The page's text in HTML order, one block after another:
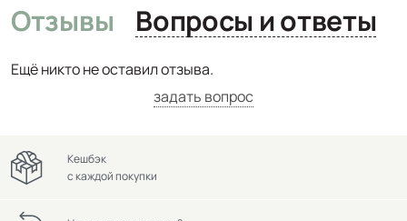
Отзывы Вопросы и ответы
Ещё никто не оставил отзыва.
задать вопрос
Кешбэк
с каждой покупки